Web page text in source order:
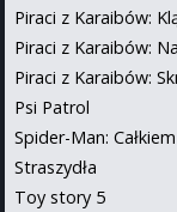
Piraci z Karaibów:
Piraci z Karaibów:
Piraci z Karaibów:
Psi Patrol
Spider-Man:
Straszydła
Toy story 5